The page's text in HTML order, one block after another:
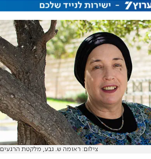
צילום: ראומה ש. גבע, מלקטת הרגעים